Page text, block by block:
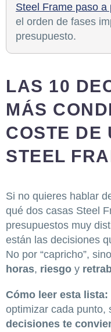
Steel Frame paso a
el orden de fases
presupuesto.
LAS 10
MÁS
COSTE DE
STEEL
Si no quieres hablar
qué dos casas Steel
presupuestos muy
están las decisiones
No por “capricho”,
horas, riesgo y
Cómo leer esta lista:
optimizar cada punto,
decisiones te